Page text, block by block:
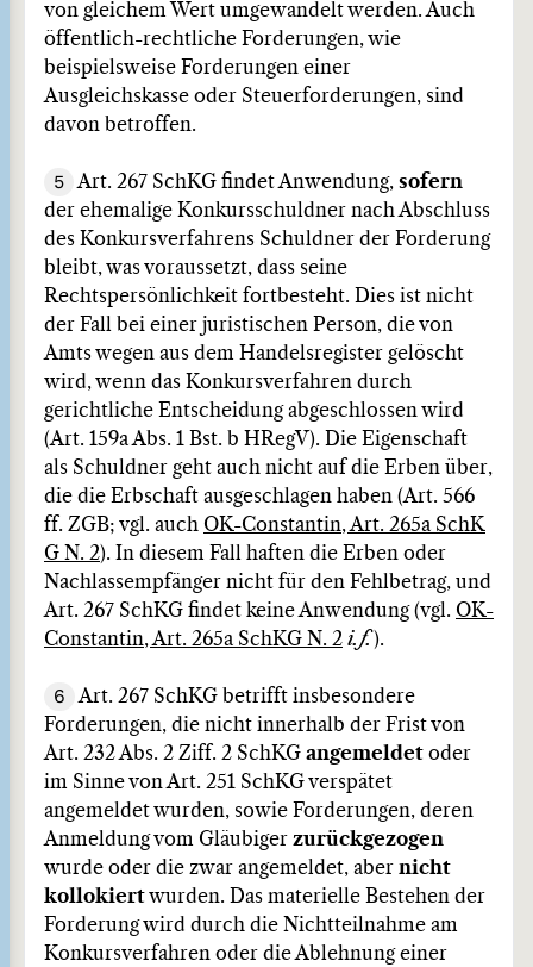
von gleichem Wert umgewandelt werden. Auch
öffentlich-rechtliche Forderungen, wie
beispielsweise Forderungen einer
Ausgleichskasse oder Steuerforderungen, sind
davon betroffen.
5 Art. 267 SchKG findet Anwendung, sofern
der ehemalige Konkursschuldner nach Abschluss
des Konkursverfahrens Schuldner der Forderung
bleibt, was voraussetzt, dass seine
Rechtspersönlichkeit fortbesteht. Dies ist nicht
der Fall bei einer juristischen Person, die von
Amts wegen aus dem Handelsregister gelöscht
wird, wenn das Konkursverfahren durch
gerichtliche Entscheidung abgeschlossen wird
(Art. 159a Abs. 1 Bst. b HRegV). Die Eigenschaft
als Schuldner geht auch nicht auf die Erben über,
die die Erbschaft ausgeschlagen haben (Art. 566
ff. ZGB; vgl. auch OK-Constantin, Art. 265a SchK
G N. 2). In diesem Fall haften die Erben oder
Nachlassempfänger nicht für den Fehlbetrag, und
Art. 267 SchKG findet keine Anwendung (vgl. OK-
Constantin, Art. 265a SchKG N. 2 i.f. ).
6
Art. 267 SchKG betrifft insbesondere
Forderungen, die nicht innerhalb der Frist von
Art. 232 Abs. 2 Ziff. 2 SchKG angemeldet oder
im Sinne von Art. 251 SchKG verspätet
angemeldet wurden, sowie Forderungen, deren
Anmeldung vom Gläubiger zurückgezogen
wurde oder die zwar angemeldet, aber nicht
kollokiertwurden. Das materielle Bestehen der
Forderung wird durch die Nichtteilnahme am
Konkursverfahren oder die Ablehnung einer